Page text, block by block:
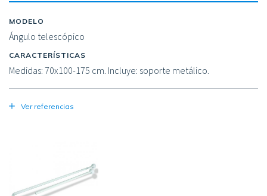
MODELO
Ángulo telescópico
CARACTERÍSTICAS
Medidas: 70x100-175 cm. Incluye: soporte metálico.
Ver referencias